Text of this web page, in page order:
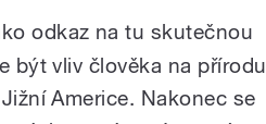
odkaz na tu skutečnou
být vliv člověka na přírodu
Americe. Nakonec se